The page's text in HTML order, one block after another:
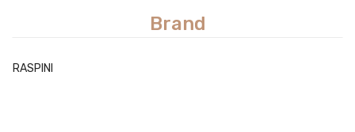
Brand
RASPINI